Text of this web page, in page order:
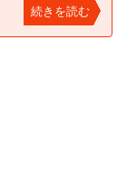
続きを読む